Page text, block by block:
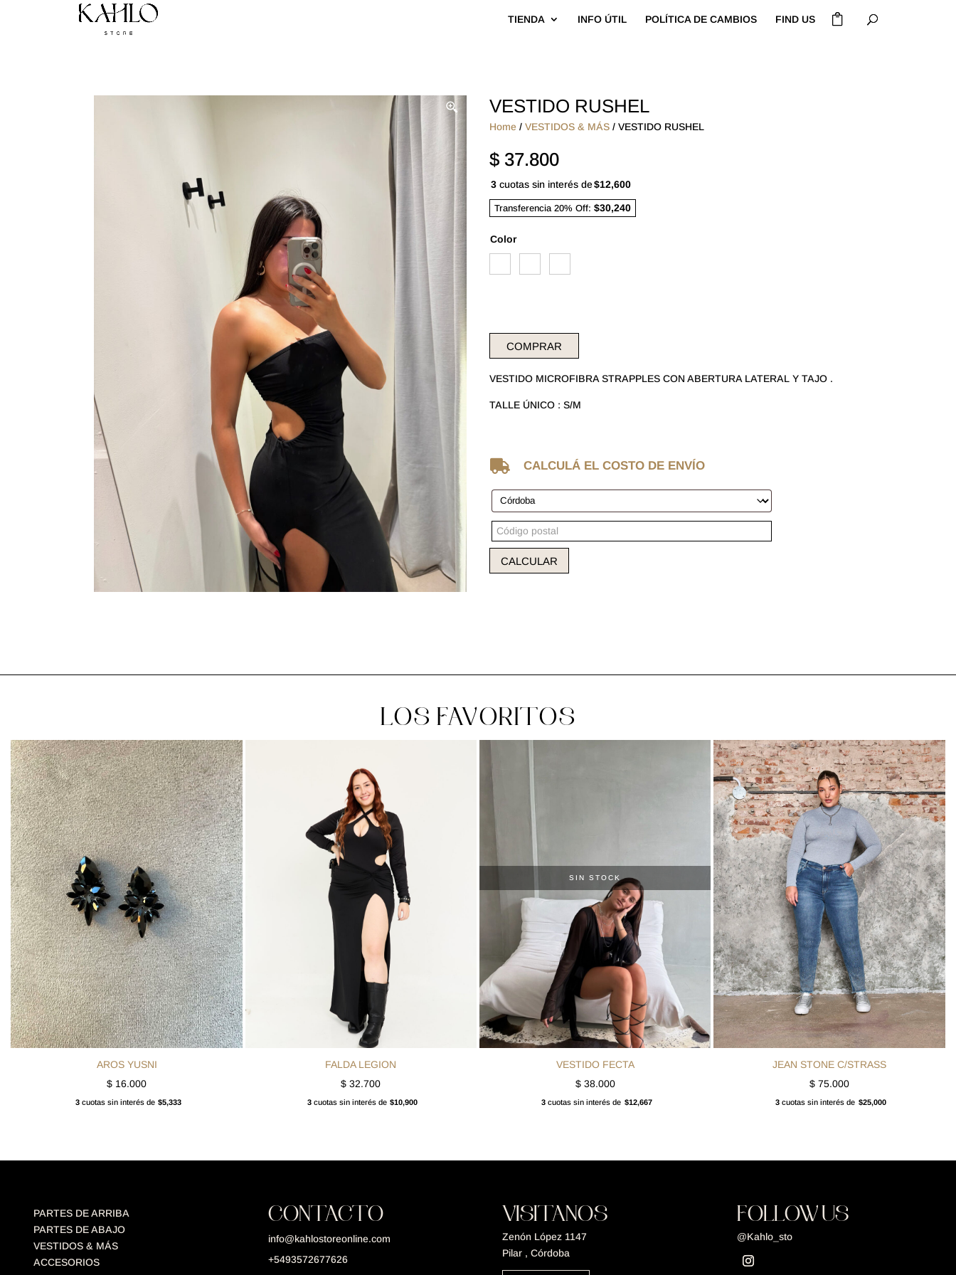
TIENDA INFO ÚTIL POLÍTICA DE CAMBIOS FIND US
VESTIDO RUSHEL
Home /VESTIDOS & MÁS / VESTIDO RUSHEL
$ 37.800
3 cuotas sin interés de$12,600
Transferencia 20% Off:$30,240
Color
COMPRAR
VESTIDO MICROFIBRA STRAPPLES CON ABERTURA LATERAL Y TAJO .
TALLE ÚNICO : S/M
 CALCULÁ EL COSTO DE ENVÍO
CALCULAR
LOS FAVORITOS
AROS YUSNI
$ 16.000
3cuotas sin interés de $5,333
FALDA LEGION
$ 32.700
3cuotas sin interés de $10,900
SIN STOCK
VESTIDO FECTA
$38.000
3 cuotas sin interés de $12,667
JEAN STONE C/STRASS
$75.000
3 cuotas sin interés de $25,000
PARTES DE ARRIBA
PARTES DE ABAJO
VESTIDOS & MÁS
ACCESORIOS
CONTACTO
info@kahlostoreonline.com
+5493572677626
VISITANOS
Zenón López 1147
Pilar , Córdoba
FOLLOW US
@Kahlo_sto